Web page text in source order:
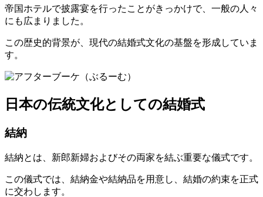
帝国ホテルで披露宴を行ったことがきっかけで、一般の人々
にも広まりました。
この歴史的背景が、現代の結婚式文化の基盤を形成していま
す。
日本の伝統文化としての結婚式
結納
結納とは、新郎新婦およびその両家を結ぶ重要な儀式です。
この儀式では、結納金や結納品を用意し、結婚の約束を正式
に交わします。